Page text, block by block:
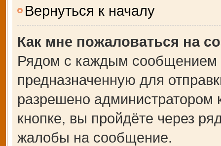
Вернуться к началу
Как мне пожаловаться на
Рядом с каждым сообщением
предназначенную для
разрешено
кнопке, вы пройдёте через
жалобы на сообщение.